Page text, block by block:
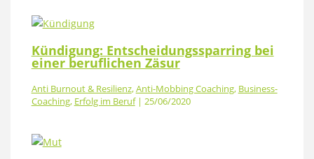
Kündigung: Entscheidungssparring bei
einer beruflichen Zäsur
Anti Burnout & Resilienz,Anti-Mobbing Coaching, Business-
Coaching, Erfolg im Beruf| 25/06/2020